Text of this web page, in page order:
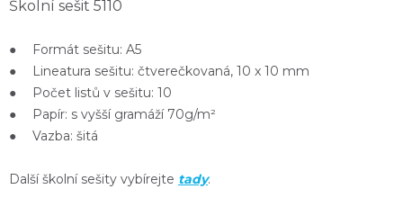
Školní sešit 5110
● Formát sešitu: A5
● Lineatura sešitu: čtverečkovaná, 10 x 10 mm
● Počet listů v sešitu: 10
● Papír: s vyšší gramáží 70g/m²
● Vazba: šitá
Další školní sešity vybírejte tady.